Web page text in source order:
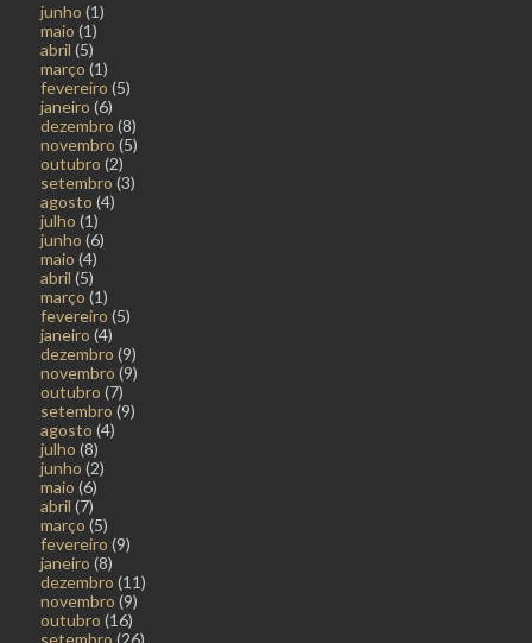
junho (1)
maio (1)
abril (5)
março (1)
fevereiro (5)
janeiro (6)
dezembro (8)
novembro (5)
outubro (2)
setembro (3)
agosto (4)
julho (1)
junho (6)
maio (4)
abril (5)
março (1)
fevereiro (5)
janeiro (4)
dezembro (9)
novembro (9)
outubro (7)
setembro (9)
agosto (4)
julho (8)
junho (2)
maio (6)
abril (7)
março (5)
fevereiro (9)
janeiro (8)
dezembro (11)
novembro (9)
outubro (16)